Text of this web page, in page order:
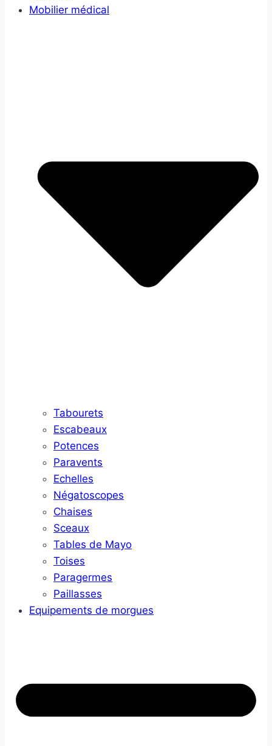
Mobilier médical
Tabourets
Escabeaux
Potences
Paravents
Echelles
Négatoscopes
Chaises
Sceaux
Tables de Mayo
Toises
Paragermes
Paillasses
Equipements de morgues